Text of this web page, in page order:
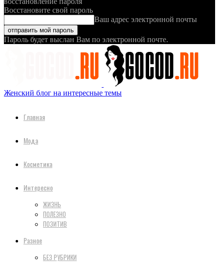
Восстановите свой пароль
Ваш адрес электронной почты
Пароль будет выслан Вам по электронной почте.
Женский блог на интересные темы
Главная
Мода
Косметика
Интересно
ЖИЗНЬ
ПОЛЕЗНО
ПОЗИТИВ
Разное
БЕЗ РУБРИКИ